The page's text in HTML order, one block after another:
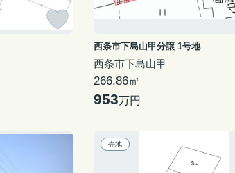
西条市下島山甲分譲 1号地
西条市下島山甲
266.86㎡
953万円
売地